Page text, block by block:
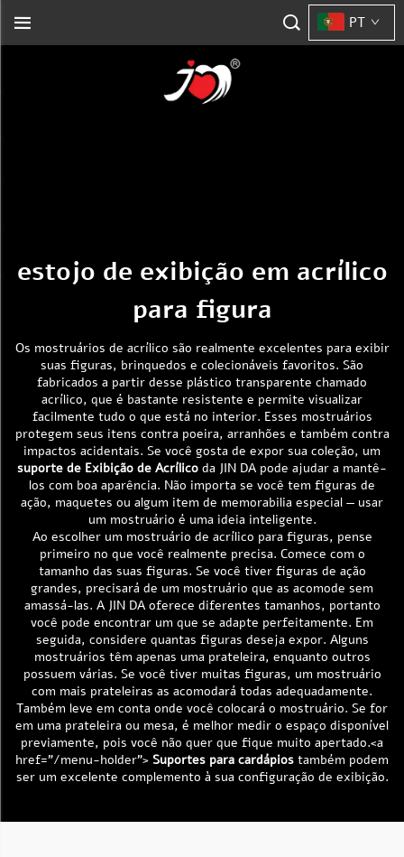
PT
estojo de exibição em acrílico
para figura
Os mostruários de acrílico são realmente excelentes para exibir
suas figuras, brinquedos e colecionáveis favoritos. São
fabricados a partir desse plástico transparente chamado
acrílico, que é bastante resistente e permite visualizar
facilmente tudo o que está no interior. Esses mostruários
protegem seus itens contra poeira, arranhões e também contra
impactos acidentais. Se você gosta de expor sua coleção, um
suporte de Exibição de Acrílico da JIN DA pode ajudar a mantê-
los com boa aparência. Não importa se você tem figuras de
ação, maquetes ou algum item de memorabilia especial — usar
um mostruário é uma ideia inteligente.
Ao escolher um mostruário de acrílico para figuras, pense
primeiro no que você realmente precisa. Comece com o
tamanho das suas figuras. Se você tiver figuras de ação
grandes, precisará de um mostruário que as acomode sem
amassá-las. A JIN DA oferece diferentes tamanhos, portanto
você pode encontrar um que se adapte perfeitamente. Em
seguida, considere quantas figuras deseja expor. Alguns
mostruários têm apenas uma prateleira, enquanto outros
possuem várias. Se você tiver muitas figuras, um mostruário
com mais prateleiras as acomodará todas adequadamente.
Também leve em conta onde você colocará o mostruário. Se for
em uma prateleira ou mesa, é melhor medir o espaço disponível
previamente, pois você não quer que fique muito apertado.<a
href="/menu-holder"> Suportes para cardápios também podem
ser um excelente complemento à sua configuração de exibição.